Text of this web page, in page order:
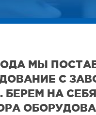
МЫ
С
БЕРЕМ НА